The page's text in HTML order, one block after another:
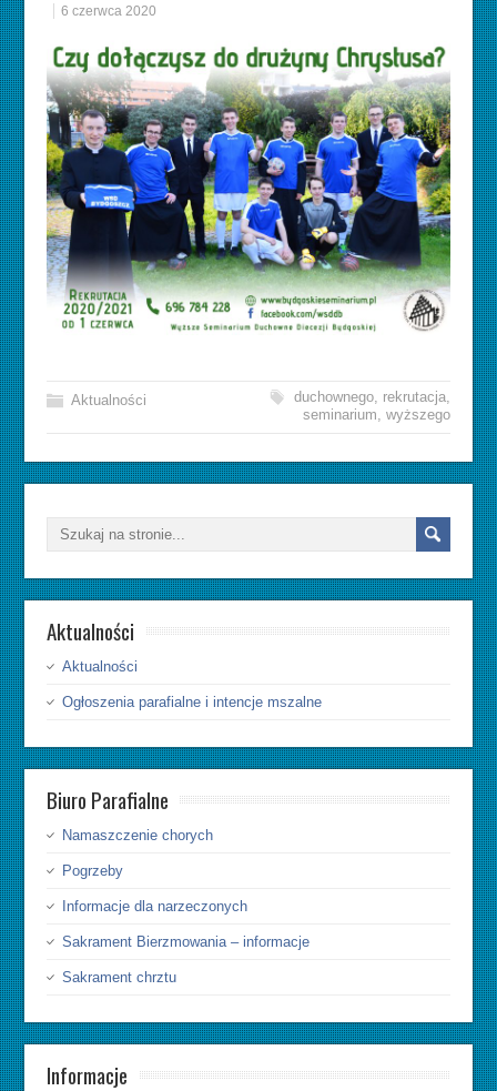
6 czerwca 2020
Aktualności duchownego, rekrutacja,
seminarium wyższego
Aktualności
Aktualności
Ogłoszenia parafialne i intencje mszalne
Biuro Parafialne
Namaszczenie chorych
Pogrzeby
Informacje dla narzeczonych
Sakrament Bierzmowania – informacje
Sakrament chrztu
Informacje